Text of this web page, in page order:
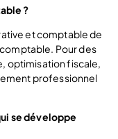
?
et comptable de
Pour des
optimisation fiscale,
professionnel
se développe